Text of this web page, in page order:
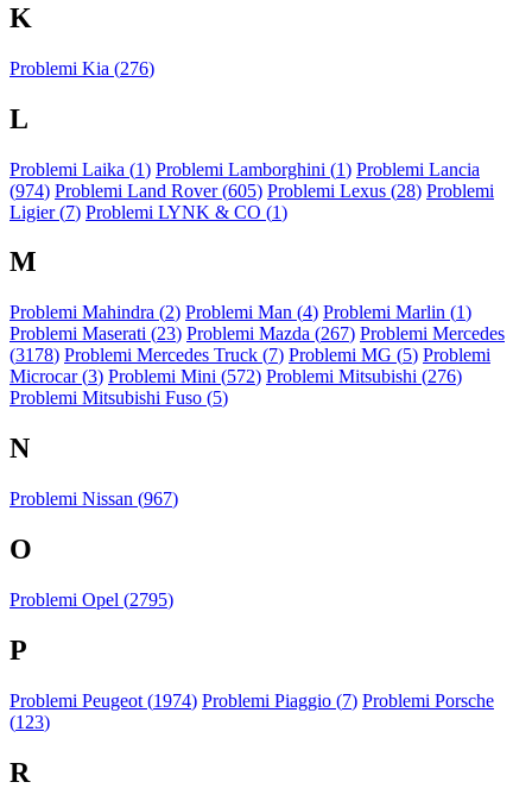
K
Problemi Kia (276)
L
Problemi Laika (1) Problemi Lamborghini (1) Problemi Lancia
(974) Problemi Land Rover (605) Problemi Lexus (28) Problemi
Ligier (7) Problemi LYNK & CO (1)
M
Problemi Mahindra (2) Problemi Man (4) Problemi Marlin (1)
Problemi Maserati (23) Problemi Mazda (267) Problemi Mercedes
(3178) Problemi Mercedes Truck (7) Problemi MG (5) Problemi
Microcar (3) Problemi Mini (572) Problemi Mitsubishi (276)
Problemi Mitsubishi Fuso (5)
N
Problemi Nissan (967)
O
Problemi Opel (2795)
P
Problemi Peugeot (1974) Problemi Piaggio (7) Problemi Porsche
(123)
R